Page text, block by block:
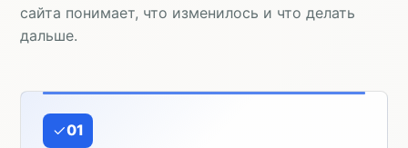
сайта понимает, что изменилось и что делать
дальше.
01